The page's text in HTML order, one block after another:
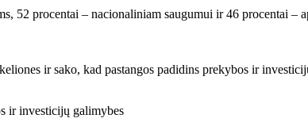
52 procentai – nacionaliniam saugumui ir 46 procentai –
ir investicijų galimybes